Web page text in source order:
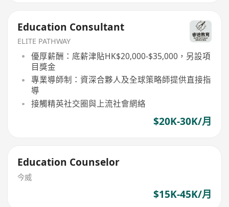
Education Consultant
ELITE PATHWAY
優厚薪酬：底薪津貼HK$20,000-$35,000，另設項
目獎金
專業導師制：資深合夥人及全球策略師提供直接指
導
接觸精英社交圈與上流社會網絡
$20K-30K/月
Education Counselor
今威
$15K-45K/月